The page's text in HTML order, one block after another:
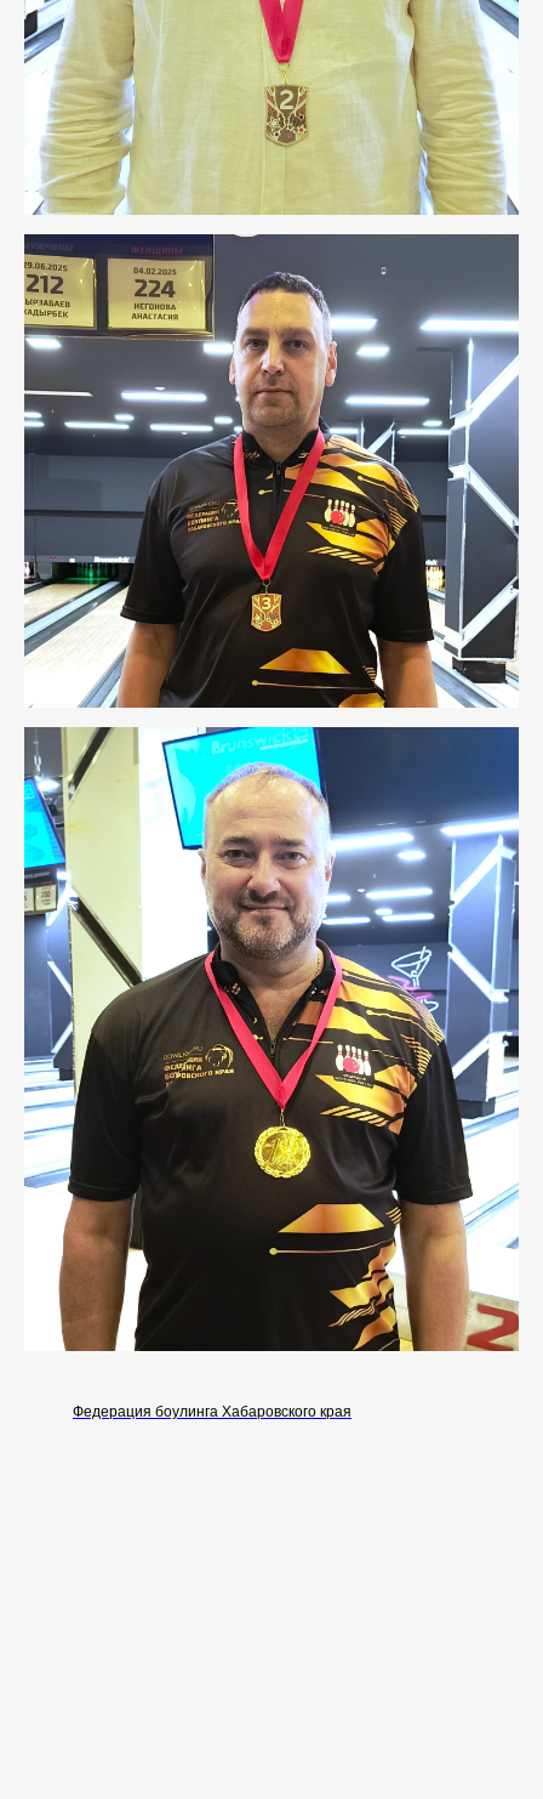
Федерация боулинга Хабаровского края
РОО «Федерация боулинга
Хабаровского края»
ОГРН 1122700001819 ИНН 2724999422
2010-2025 Все права защищены Разработка сайта
Нормативные документы
Любите боулинг так же, как